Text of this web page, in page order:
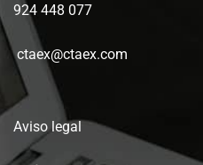
924 448 077
ctaex@ctaex.com
Aviso legal